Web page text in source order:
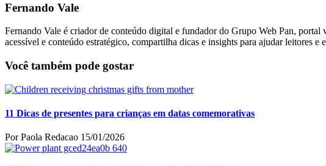
Fernando Vale
Fernando Vale é criador de conteúdo digital e fundador do Grupo Web Pan,
acessível e conteúdo estratégico, compartilha dicas e insights para ajudar leitores e
Você também pode gostar
11 Dicas de presentes para crianças em datas comemorativas
Por Paola Redacao 15/01/2026